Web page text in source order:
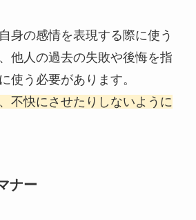
身の感情を表現する際に使う
他人の過去の失敗や後悔を指
使う必要があります。
不快にさせたりしないように
ナー